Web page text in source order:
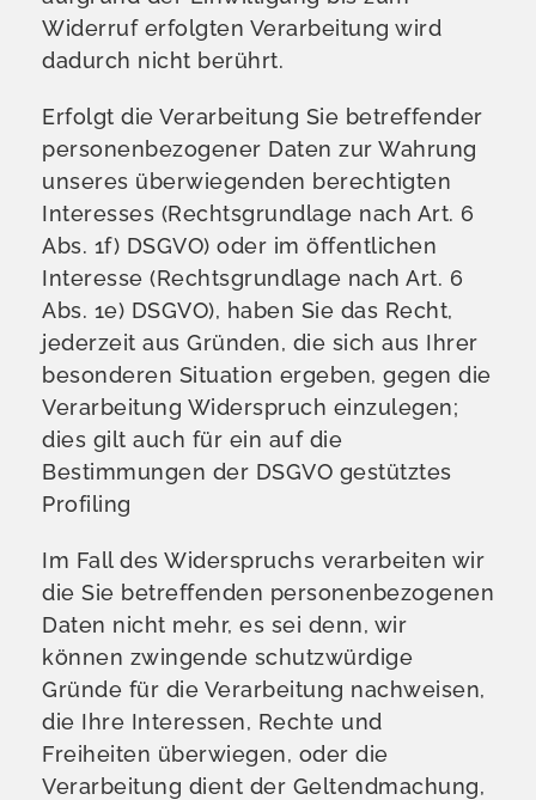
Widerruf erfolgten Verarbeitung wird
dadurch nicht berührt.
Erfolgt die Verarbeitung Sie betreffender
personenbezogener Daten zur Wahrung
unseres überwiegenden berechtigten
Interesses (Rechtsgrundlage nach Art. 6
Abs. 1f) DSGVO) oder im öffentlichen
Interesse (Rechtsgrundlage nach Art. 6
Abs. 1e) DSGVO), haben Sie das Recht,
jederzeit aus Gründen, die sich aus Ihrer
besonderen Situation ergeben, gegen die
Verarbeitung Widerspruch einzulegen;
dies gilt auch für ein auf die
Bestimmungen der DSGVO gestütztes
Profiling
Im Fall des Widerspruchs verarbeiten wir
die Sie betreffenden personenbezogenen
Daten nicht mehr, es sei denn, wir
können zwingende schutzwürdige
Gründe für die Verarbeitung nachweisen,
die Ihre Interessen, Rechte und
Freiheiten überwiegen, oder die
Verarbeitung dient der Geltendmachung,